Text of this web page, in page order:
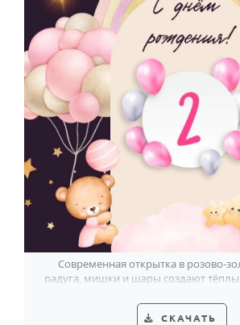
Современная открытка в розово-
радуга, мишки и шары создают
СКАЧАТЬ